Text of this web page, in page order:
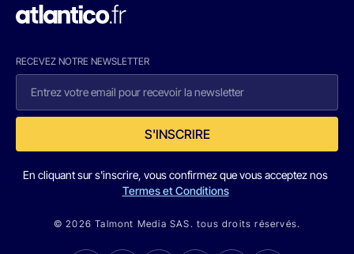
RECEVEZ NOTRE NEWSLETTER
S'INSCRIRE
En cliquant sur s'inscrire, vous confirmez que vous acceptez nos
Termes et Conditions
© 2026 Talmont Media SAS. tous droits réservés.